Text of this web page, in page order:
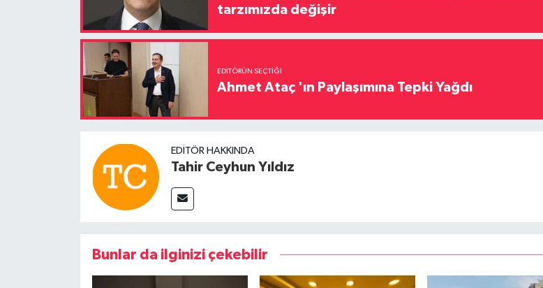
tarzımızda değişir
EDITÖRÜN SEÇTIĞI
Ahmet Ataç 'ın Paylaşımına Tepki Yağdı
EDITÖR HAKKINDA
Tahir Ceyhun Yıldız
Bunlar da ilginizi çekebilir